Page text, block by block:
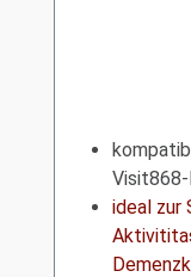
ideal zur